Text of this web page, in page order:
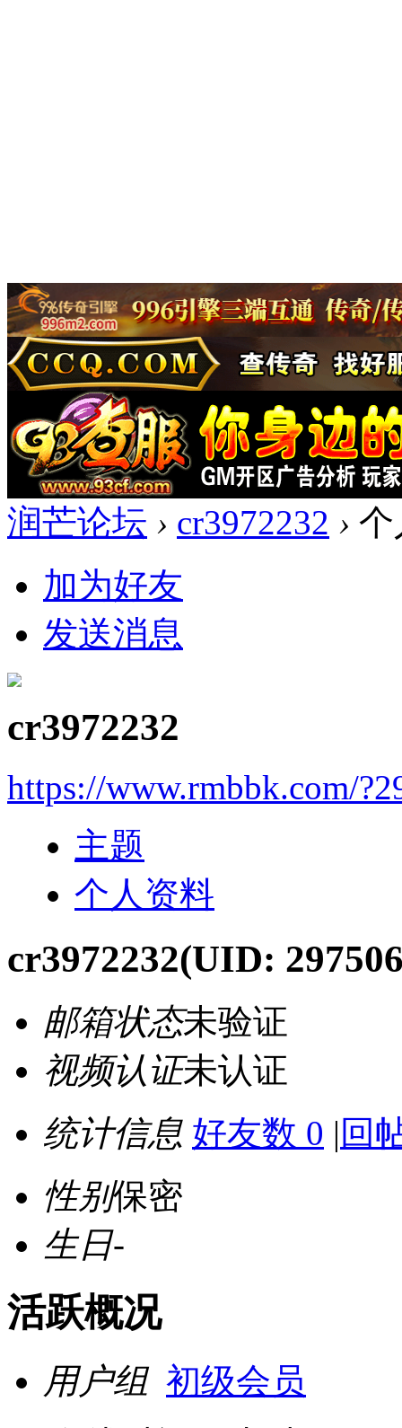
润芒论坛 › cr3972232 › 个
加为好友
发送消息
cr3972232
https://www.rmbbk.com/
主题
个人资料
cr3972232(UID:
邮箱状态未验证
视频认证未认证
统计信息 好友数 0 | 回
性别保密
生日-
活跃概况
用户组 初级会员